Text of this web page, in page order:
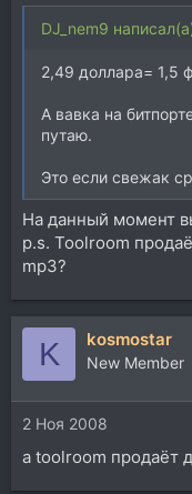
DJ_nem9
2,49 доллара= 1,5
А вавка на
путаю.
Это если свежак
На данный момент
p.s. Toolroom
mp3?
K kosmostar
New Member
2 Ноя 2008
а toolroom продаёт